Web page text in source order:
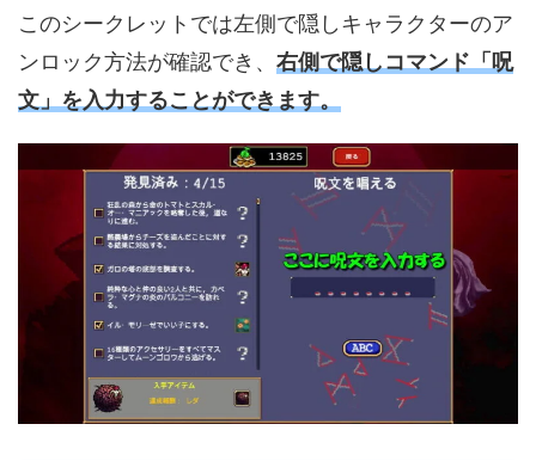
このシークレットでは左側で隠しキャラクターのア
ンロック方法が確認でき、 右側で隠しコマンド「呪
文」を入力することができます。